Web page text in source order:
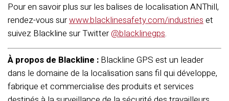
Pour en savoir plus sur les balises de localisation ANThill,
rendez-vous surwww.blacklinesafety.com/industrieset
suivez Blackline sur Twitter@blacklinegps.
À propos de Blackline : Blackline GPS est un leader
dans le domaine de la localisation sans fil qui développe,
fabrique et commercialise des produits et services